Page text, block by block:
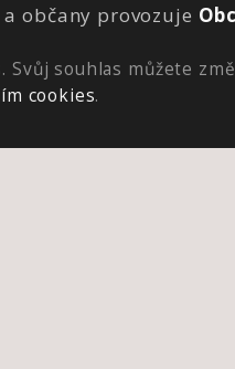
občany provozuje
Svůj souhlas můžete
cookies.